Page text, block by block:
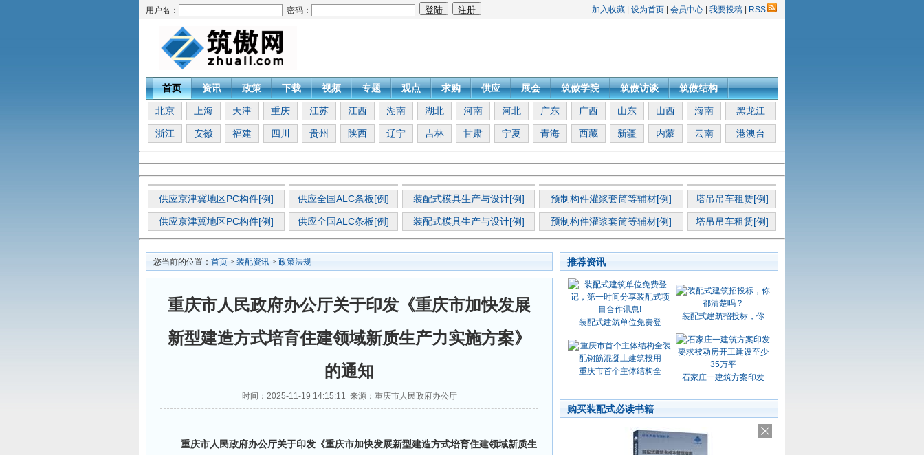
用户名： 密码： 加入收藏 设为首页 会员中心 我要投稿 RSS
首页 资讯 政策 下载 视频 专题 观点 求购 供应 展会 筑傲学院 筑傲访谈 筑傲结构
北京 上海 天津 重庆 江苏 江西 湖南 湖北 河南 河北 广东 广西 山东 山西 海南 黑龙江
浙江 安徽 福建 四川 贵州 陕西 辽宁 吉林 甘肃 宁夏 青海 西藏 新疆 内蒙 云南 港澳台
供应京津冀地区PC构件[例] 供应全国ALC条板[例] 装配式模具生产与设计[例] 预制构件灌浆套筒等辅材[例] 塔吊吊车租赁[例]
供应京津冀地区PC构件[例] 供应全国ALC条板[例] 装配式模具生产与设计[例] 预制构件灌浆套筒等辅材[例] 塔吊吊车租赁[例]
您当前的位置： 首页 > 装配资讯 > 政策法规
重庆市人民政府办公厅关于印发《重庆市加快发展
新型建造方式培育住建领域新质生产力实施方案》
的通知
时间：2025-11-19 14:15:11 来源：重庆市人民政府办公厅
重庆市人民政府办公厅关于印发《重庆市加快发展新型建造方式培育住建领域新质生
推荐资讯
装配式建筑单位免费登
装配式建筑招投标，你
重庆市首个主体结构全
石家庄一建筑方案印发
购买装配式必读书籍